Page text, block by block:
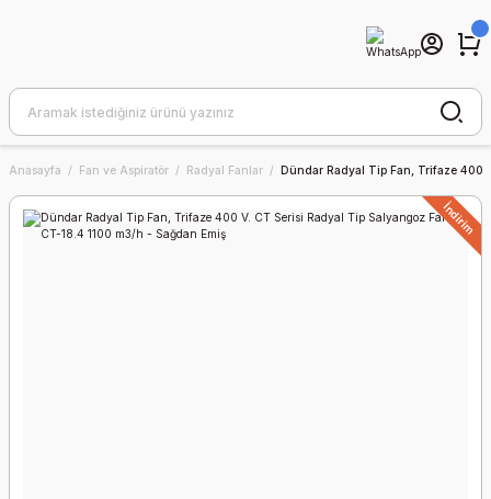
Anasayfa Fan ve Aspiratör Radyal Fanlar Dündar Radyal Tip Fan, Trifaze 400
İndirim